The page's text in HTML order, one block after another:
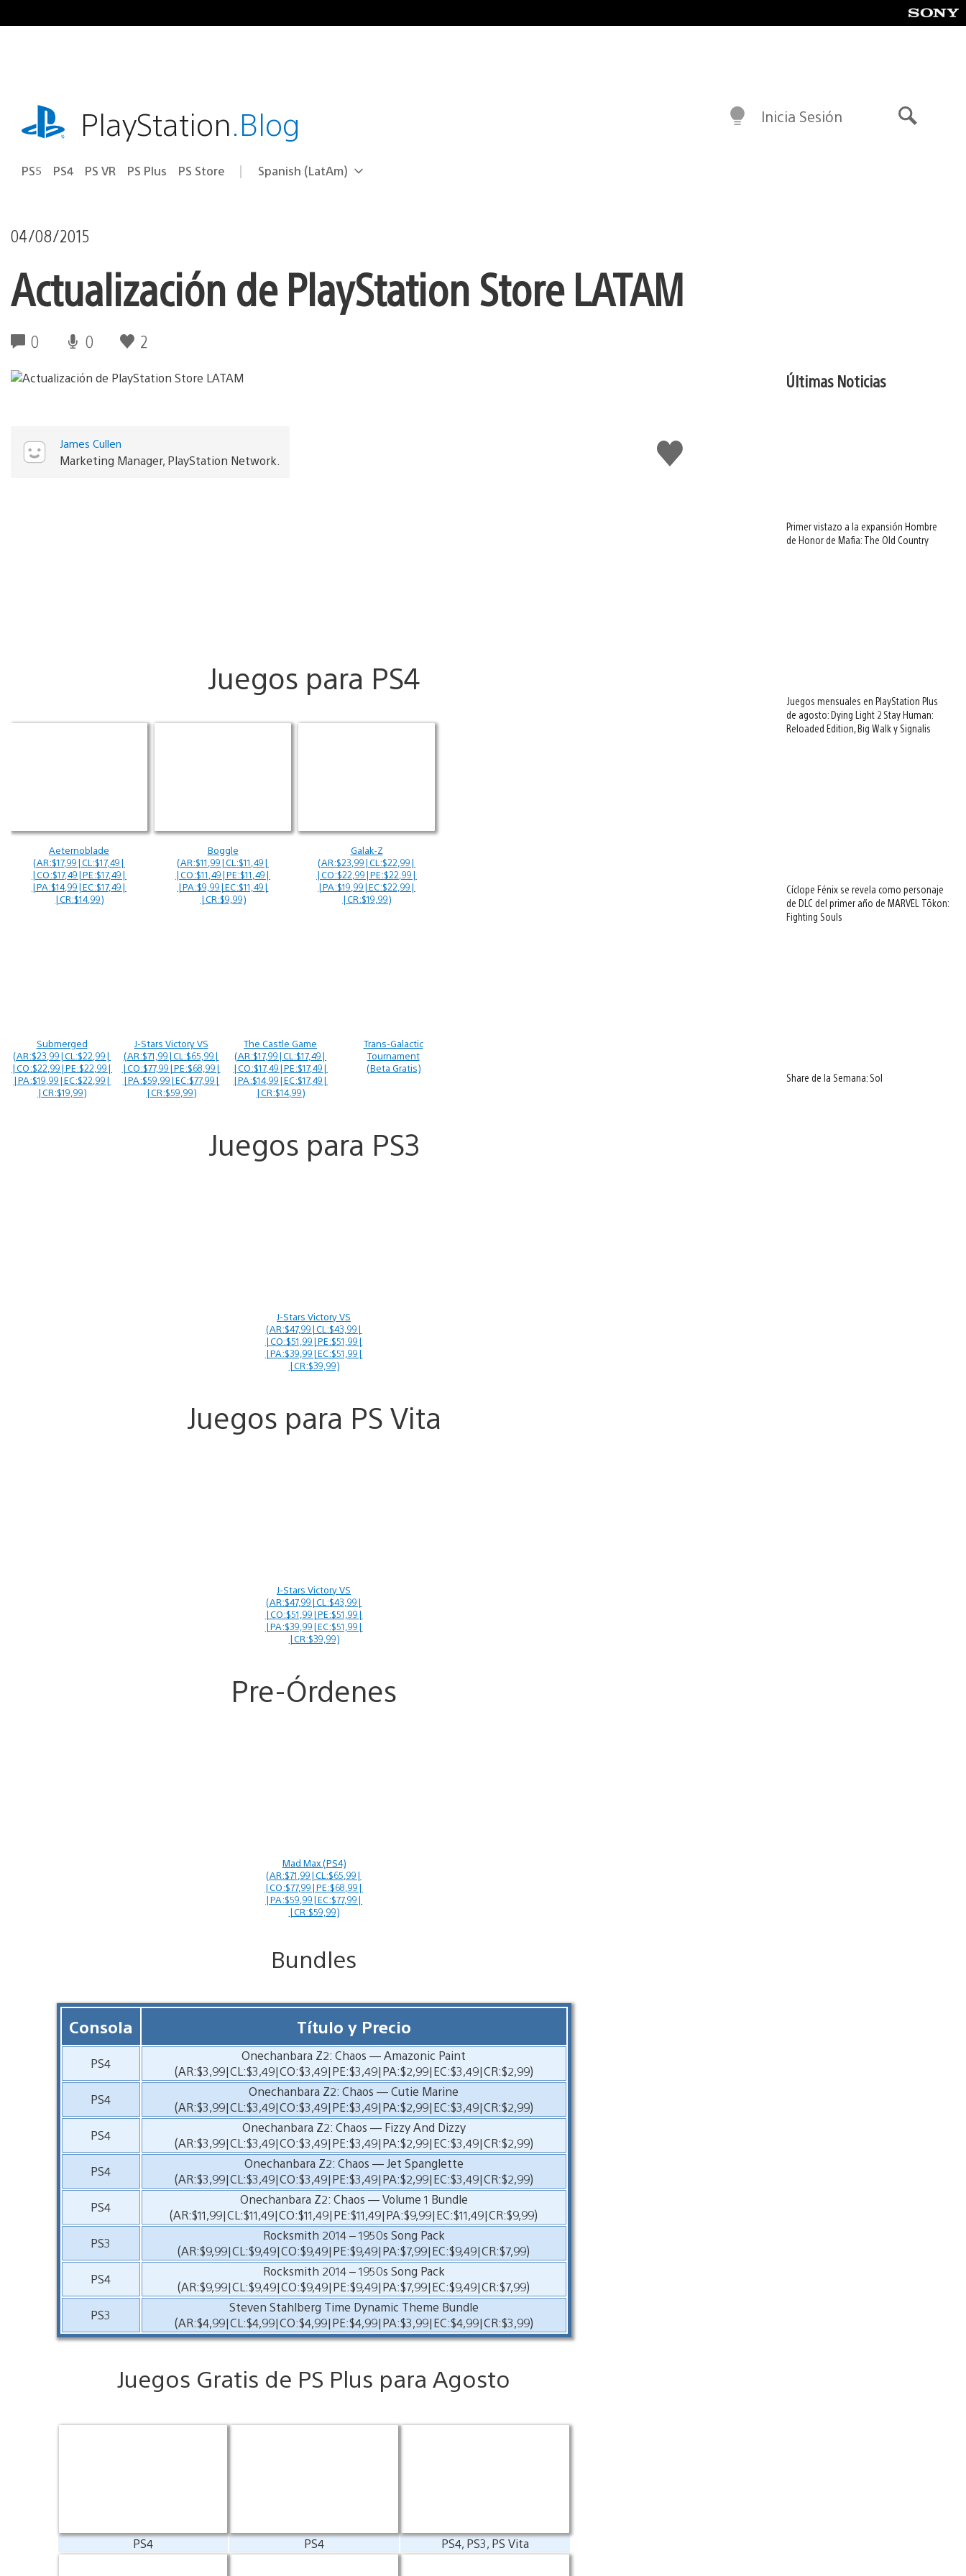
al
playstation.comPlayStation.Blog
PS5 PS4 PS VR PS Plus PS Store Elige
Región
Spanish (LatAm)
Inicia Sesión
04/08/2015
Actualización de PlayStation Store LATAM
0 0 2
Me
gusta
James Cullen
Marketing Manager, PlayStation Network.
Juegos para PS4
Aeternoblade
(AR:$17,99|CL:$17,49|
|CO:$17,49|PE:$17,49|
|PA:$14,99|EC:$17,49|
|CR:$14,99)
Boggle
(AR:$11,99|CL:$11,49|
|CO:$11,49|PE:$11,49|
|PA:$9,99|EC:$11,49|
|CR:$9,99)
Galak-Z
(AR:$23,99|CL:$22,99|
|CO:$22,99|PE:$22,99|
|PA:$19,99|EC:$22,99|
|CR:$19,99)
Submerged
(AR:$23,99|CL:$22,99|
|CO:$22,99|PE:$22,99|
|PA:$19,99|EC:$22,99|
|CR:$19,99)
J-Stars Victory VS
(AR:$71,99|CL:$65,99|
|CO:$77,99|PE:$68,99|
|PA:$59,99|EC:$77,99|
|CR:$59,99)
The Castle Game
(AR:$17,99|CL:$17,49|
|CO:$17,49|PE:$17,49|
|PA:$14,99|EC:$17,49|
|CR:$14,99)
Trans-Galactic
Tournament
(Beta Gratis)
Juegos para PS3
J-Stars Victory VS
(AR:$47,99|CL:$43,99|
|CO:$51,99|PE:$51,99|
|PA:$39,99|EC:$51,99|
|CR:$39,99)
Juegos para PS Vita
J-Stars Victory VS
(AR:$47,99|CL:$43,99|
|CO:$51,99|PE:$51,99|
|PA:$39,99|EC:$51,99|
|CR:$39,99)
Pre-Órdenes
Mad Max (PS4)
(AR:$71,99|CL:$65,99|
|CO:$77,99|PE:$68,99|
|PA:$59,99|EC:$77,99|
|CR:$59,99)
Bundles
Consola Título y Precio
PS4
Onechanbara Z2: Chaos — Amazonic Paint
(AR:$3,99|CL:$3,49|CO:$3,49|PE:$3,49|PA:$2,99|EC:$3,49|CR:$2,99)
PS4
Onechanbara Z2: Chaos — Cutie Marine
(AR:$3,99|CL:$3,49|CO:$3,49|PE:$3,49|PA:$2,99|EC:$3,49|CR:$2,99)
PS4
Onechanbara Z2: Chaos — Fizzy And Dizzy
(AR:$3,99|CL:$3,49|CO:$3,49|PE:$3,49|PA:$2,99|EC:$3,49|CR:$2,99)
PS4
Onechanbara Z2: Chaos — Jet Spanglette
(AR:$3,99|CL:$3,49|CO:$3,49|PE:$3,49|PA:$2,99|EC:$3,49|CR:$2,99)
PS4
Onechanbara Z2: Chaos — Volume 1 Bundle
(AR:$11,99|CL:$11,49|CO:$11,49|PE:$11,49|PA:$9,99|EC:$11,49|CR:$9,99)
PS3
Rocksmith 2014 – 1950s Song Pack
(AR:$9,99|CL:$9,49|CO:$9,49|PE:$9,49|PA:$7,99|EC:$9,49|CR:$7,99)
PS4
Rocksmith 2014 – 1950s Song Pack
(AR:$9,99|CL:$9,49|CO:$9,49|PE:$9,49|PA:$7,99|EC:$9,49|CR:$7,99)
PS3
Steven Stahlberg Time Dynamic Theme Bundle
(AR:$4,99|CL:$4,99|CO:$4,99|PE:$4,99|PA:$3,99|EC:$4,99|CR:$3,99)
Juegos Gratis de PS Plus para Agosto
PS4 PS4 PS4, PS3, PS Vita
Últimas Noticias
Primer vistazo a la expansión Hombre
de Honor de Mafia: The Old Country
Juegos mensuales en PlayStation Plus
de agosto: Dying Light 2 Stay Human:
Reloaded Edition, Big Walk y Signalis
Cíclope Fénix se revela como personaje
de DLC del primer año de MARVEL Tōkon:
Fighting Souls
Share de la Semana: Sol